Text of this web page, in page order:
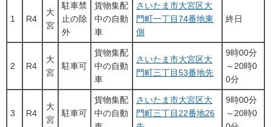
1 R4
大
宮
駐車禁
止の除
外
貨物集配
中の自動
車
さいたま市大宮区大
門町一丁目74番地東
側
終日
2 R4
大
宮
駐車可
貨物集配
中の自動
車
さいたま市大宮区大
門町三丁目53番地先
9時00分
～20時0
0分
3 R4
大
宮
駐車可
貨物集配
中の自動
さいたま市大宮区大
門町三丁目22番地26
9時00分
～20時0